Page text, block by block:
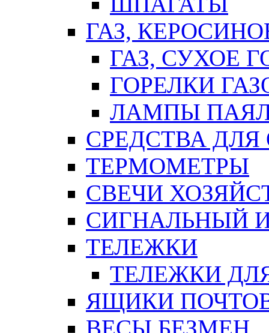
ГАЗ,
ГАЗ, СУХОЕ
ГОРЕЛКИ
ЛАМПЫ
СРЕДСТВА
ТЕРМОМЕТРЫ
СВЕЧИ
СИГНАЛЬНЫЙ
ТЕЛЕЖКИ
ТЕЛЕЖКИ
ЯЩИКИ